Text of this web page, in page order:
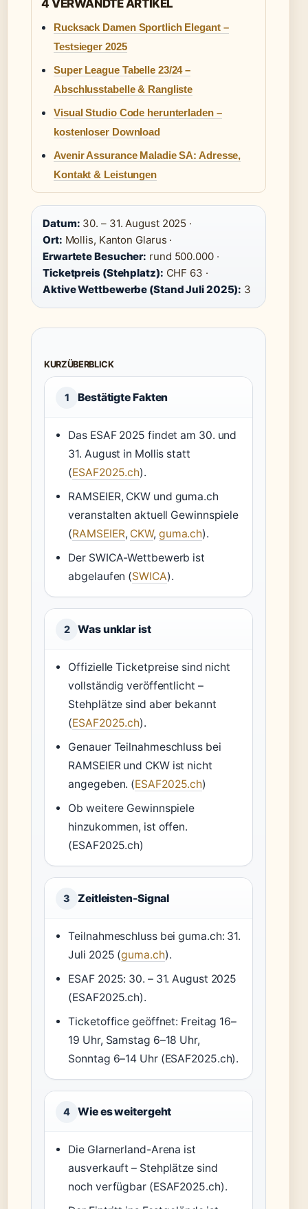
4 VERWANDTE ARTIKEL
Rucksack Damen Sportlich Elegant –
Testsieger 2025
Super League Tabelle 23/24 –
Abschlusstabelle & Rangliste
Visual Studio Code herunterladen –
kostenloser Download
Avenir Assurance Maladie SA: Adresse,
Kontakt & Leistungen
Datum: 30. – 31. August 2025 ·
Ort: Mollis, Kanton Glarus ·
Erwartete Besucher: rund 500.000 ·
Ticketpreis (Stehplatz): CHF 63 ·
Aktive Wettbewerbe (Stand Juli 2025): 3
KURZÜBERBLICK
1 Bestätigte Fakten
Das ESAF 2025 findet am 30. und
31. August in Mollis statt
(ESAF2025.ch).
RAMSEIER, CKW und guma.ch
veranstalten aktuell Gewinnspiele
(RAMSEIER, CKW, guma.ch).
Der SWICA-Wettbewerb ist
abgelaufen (SWICA).
2 Was unklar ist
Offizielle Ticketpreise sind nicht
vollständig veröffentlicht –
Stehplätze sind aber bekannt
(ESAF2025.ch).
Genauer Teilnahmeschluss bei
RAMSEIER und CKW ist nicht
angegeben. (ESAF2025.ch)
Ob weitere Gewinnspiele
hinzukommen, ist offen.
(ESAF2025.ch)
3 Zeitleisten-Signal
Teilnahmeschluss bei guma.ch: 31.
Juli 2025 (guma.ch).
ESAF 2025: 30. – 31. August 2025
(ESAF2025.ch).
Ticketoffice geöffnet: Freitag 16–
19 Uhr, Samstag 6–18 Uhr,
Sonntag 6–14 Uhr (ESAF2025.ch).
4 Wie es weitergeht
Die Glarnerland-Arena ist
ausverkauft – Stehplätze sind
noch verfügbar (ESAF2025.ch).